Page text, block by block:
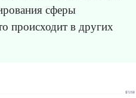
сферы
происходит в других